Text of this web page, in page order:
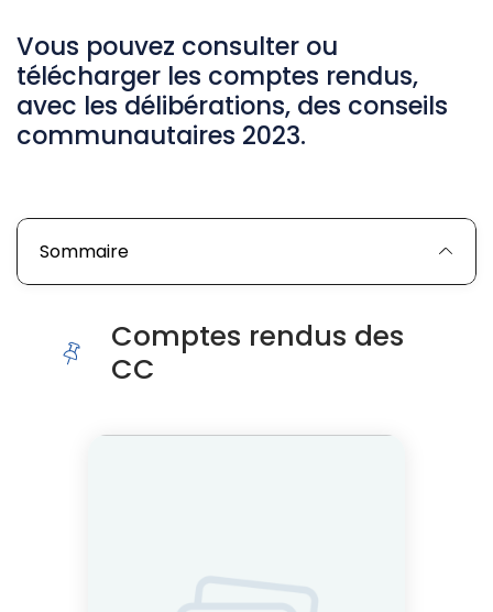
Vous pouvez consulter ou
télécharger les comptes rendus,
avec les délibérations, des conseils
communautaires 2023.
Sommaire
Comptes rendus des
CC
Cliquer pour passer Comptes rendus des CC